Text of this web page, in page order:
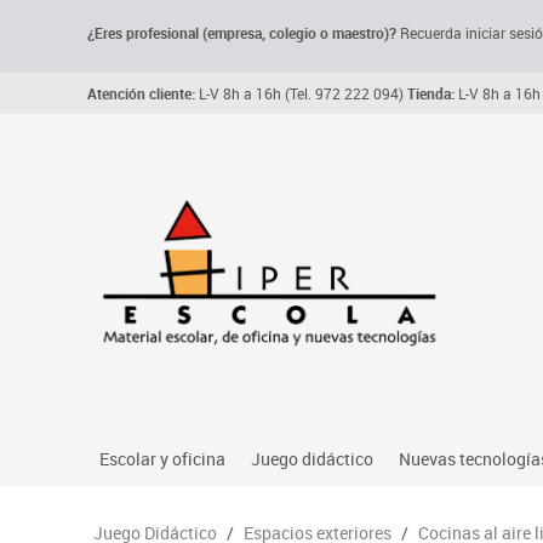
¿Eres profesional (empresa, colegio o maestro)? Recuerda iniciar
Atención cliente: L-V 8h a 16h (Tel. 972 222 094)Tienda: L-V 8h a
Escolar y oficina
Archivo, carpetas y clasificadores
Juego didáctico
Primeras edades
Nuevas
Audio
Juego Didáctico / Espacios exteriores / Cocinas al aire